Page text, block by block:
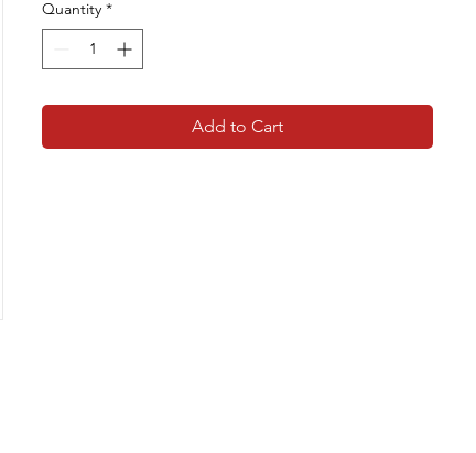
Quantity *
Add to Cart